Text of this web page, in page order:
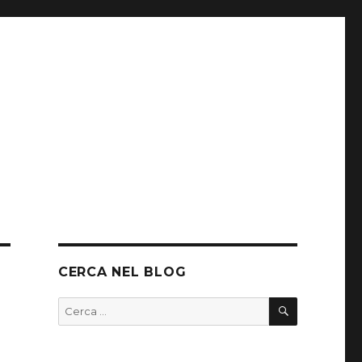
CERCA NEL BLOG
Cerca: CERCA